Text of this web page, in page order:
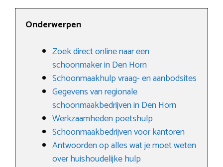
Onderwerpen
Zoek direct online naar een
schoonmaker in Den Horn
Schoonmaakhulp vraag- en aanbodsites
Gegevens van regionale
schoonmaakbedrijven in Den Horn
Werkzaamheden poetshulp
Schoonmaakbedrijven voor kantoren
Antwoorden op alles wat je moet weten
over huishoudelijke hulp